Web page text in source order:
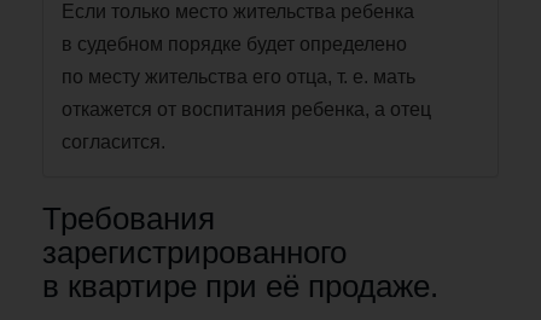
Если только место жительства ребенка
в судебном порядке будет определено
по месту жительства его отца, т. е. мать
откажется от воспитания ребенка, а отец
согласится.
Требования
зарегистрированного
в квартире при её продаже.